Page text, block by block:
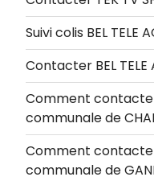
Suivi colis BEL TELE
Contacter BEL TELE
Comment
communale de
Comment
communale de